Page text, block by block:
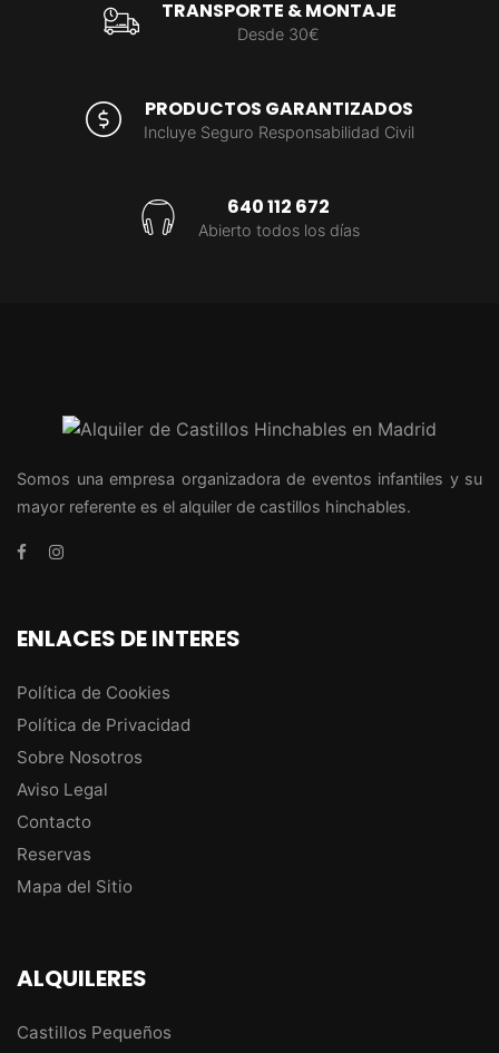
TRANSPORTE & MONTAJE
Desde 30€
PRODUCTOS GARANTIZADOS
Incluye Seguro Responsabilidad Civil
640 112 672
Abierto todos los días
Somos una empresa organizadora de eventos infantiles y su
mayor referente es el alquiler de castillos hinchables.
ENLACES DE INTERES
Política de Cookies
Política de Privacidad
Sobre Nosotros
Aviso Legal
Contacto
Reservas
Mapa del Sitio
ALQUILERES
Castillos Pequeños